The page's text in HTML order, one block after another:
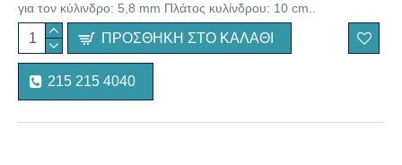
για τον κύλινδρο: 5,8 mm Πλάτος κυλίνδρου: 10 cm..
ΠΡΟΣΘΉΚΗ ΣΤΟ ΚΑΛΆΘΙ
215 215 4040